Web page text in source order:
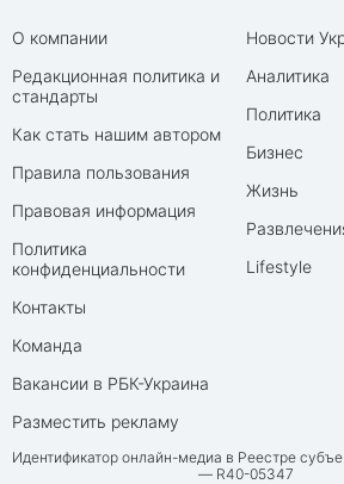
О компании
Редакционная политика и
стандарты
Как стать нашим автором
Правила пользования
Правовая информация
Политика
конфиденциальности
Контакты
Команда
Вакансии в РБК-Украина
Разместить рекламу
Новости
Аналитика
Политика
Бизнес
Жизнь
Lifestyle
Идентификатор онлайн-медиа в Реестре
— R40-05347